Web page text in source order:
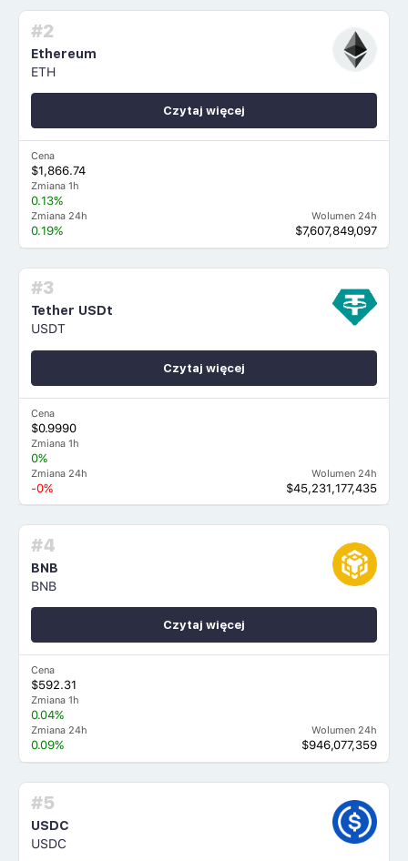
#2
Ethereum
ETH
Cena
$1,866.74
Zmiana 1h
0.13%
Zmiana 24h
0.19%
Wolumen 24h
$7,607,849,097
Czytaj więcej
#3
Tether USDt
USDT
Cena
$0.9990
Zmiana 1h
0%
Zmiana 24h
-0%
Wolumen 24h
$45,231,177,435
Czytaj więcej
#4
BNB
BNB
Cena
$592.31
Zmiana 1h
0.04%
Zmiana 24h
0.09%
Wolumen 24h
$946,077,359
Czytaj więcej
#5
USDC
USDC